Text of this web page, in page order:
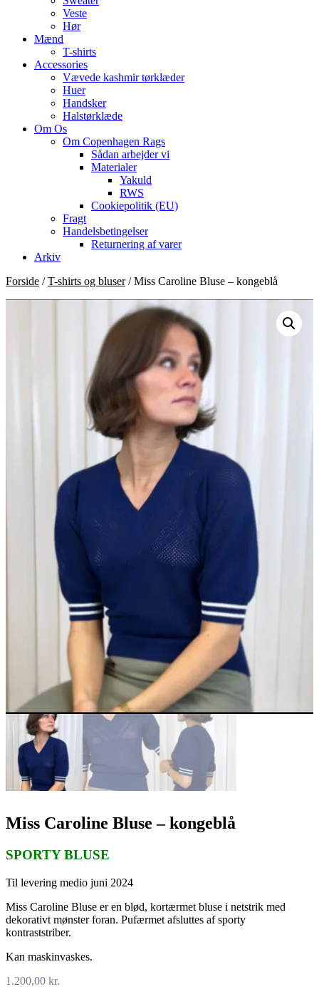
Veste
Hør
Mænd
T-shirts
Accessories
Vævede kashmir tørklæder
Huer
Handsker
Halstørklæde
Om Os
Om Copenhagen Rags
Sådan arbejder vi
Materialer
Yakuld
RWS
Cookiepolitik (EU)
Fragt
Handelsbetingelser
Returnering af varer
Arkiv
Forside /T-shirts og bluser/ Miss Caroline Bluse – kongeblå
Miss Caroline Bluse – kongeblå
SPORTY BLUSE
Til levering medio juni 2024
Miss Caroline Bluse er en blød, kortærmet bluse i netstrik med
dekorativt mønster foran. Pufærmet afsluttes af sporty
kontraststriber.
Kan maskinvaskes.
1.200,00 kr.